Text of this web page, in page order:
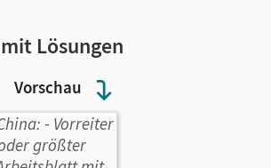
Vorschau
Lösungen